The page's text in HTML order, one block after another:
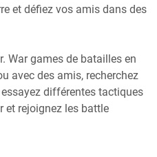
et défiez vos amis dans des
War games de batailles en
avec des amis, recherchez
différentes tactiques
et rejoignez les battle